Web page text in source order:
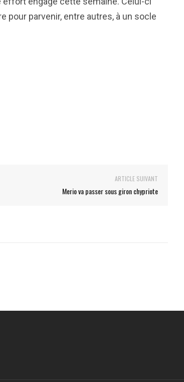
pour parvenir, entre autres, à un socle
ARTICLE SUIVANT
Merio va passer sous giron chypriote